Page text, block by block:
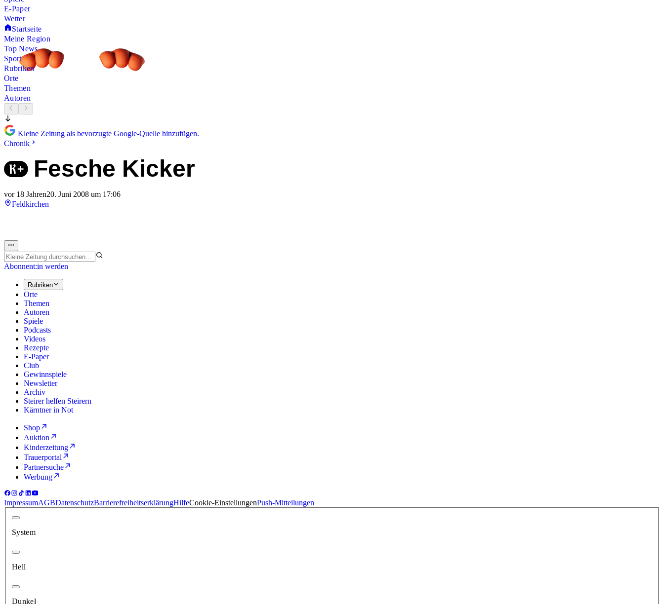
E-Paper
Wetter
Startseite
Meine Region
Top News
Sport
Rubriken
Orte
Themen
Autoren
Kleine Zeitung als bevorzugte Google-Quelle hinzufügen.
Chronik
Fesche Kicker
vor 18 Jahren20. Juni 2008 um 17:06
Feldkirchen
Abonnent:in werden
Rubriken
Orte
Themen
Autoren
Spiele
Podcasts
Videos
Rezepte
E-Paper
Club
Gewinnspiele
Newsletter
Archiv
Steirer helfen Steirern
Kärntner in Not
Shop
Auktion
Kinderzeitung
Trauerportal
Partnersuche
Werbung
ImpressumAGBDatenschutzBarrierefreiheitserklärungHilfeCookie-EinstellungenPush-Mitteilungen
System
Hell
Dunkel